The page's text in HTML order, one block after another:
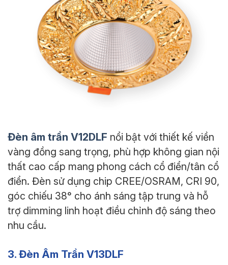
Đèn âm trần V12DLF nổi bật với thiết kế viền
vàng đồng sang trọng, phù hợp không gian nội
thất cao cấp mang phong cách cổ điển/tân cổ
điển. Đèn sử dụng chip CREE/OSRAM, CRI 90,
góc chiếu 38° cho ánh sáng tập trung và hỗ
trợ dimming linh hoạt điều chỉnh độ sáng theo
nhu cầu.
3. Đèn Âm Trần V13DLF